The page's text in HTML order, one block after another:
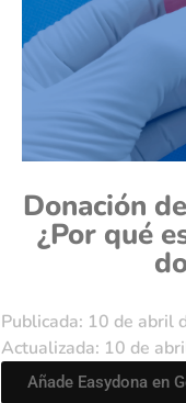
Donación
¿Por qué
Publicada: 10 de abril
Actualizada: 10 de
Añade Easydona en